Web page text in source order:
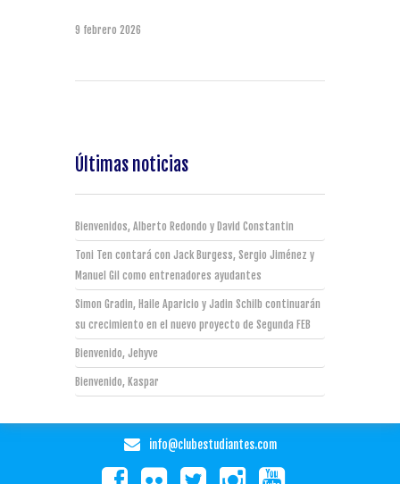
9 febrero 2026
Últimas noticias
Bienvenidos, Alberto Redondo y David Constantin
Toni Ten contará con Jack Burgess, Sergio Jiménez y
Manuel Gil como entrenadores ayudantes
Simon Gradin, Haile Aparicio y Jadin Schilb continuarán
su crecimiento en el nuevo proyecto de Segunda FEB
Bienvenido, Jehyve
Bienvenido, Kaspar
info@clubestudiantes.com